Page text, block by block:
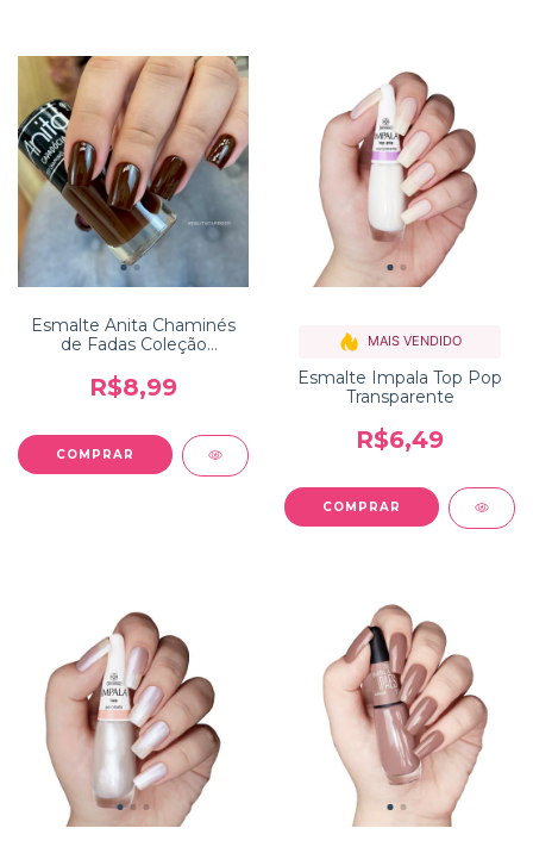
Esmalte Anita Chaminés
de Fadas Coleção
R$8,99
MAIS VENDIDO
Esmalte Impala Top Pop
Transparente
R$6,49